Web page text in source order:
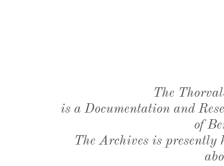
The
is a Documentation and
of
The Archives is presently